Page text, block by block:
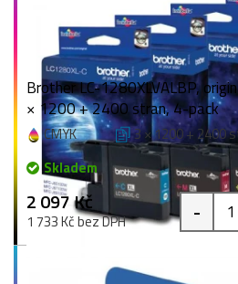
Brother LC-1280XLVALBP,
× 1200 + 2400 stran, 4-pack
CMYK 3 × 1200 + 2400
Skladem
2 097 Kč
1 733 Kč bez DPH -